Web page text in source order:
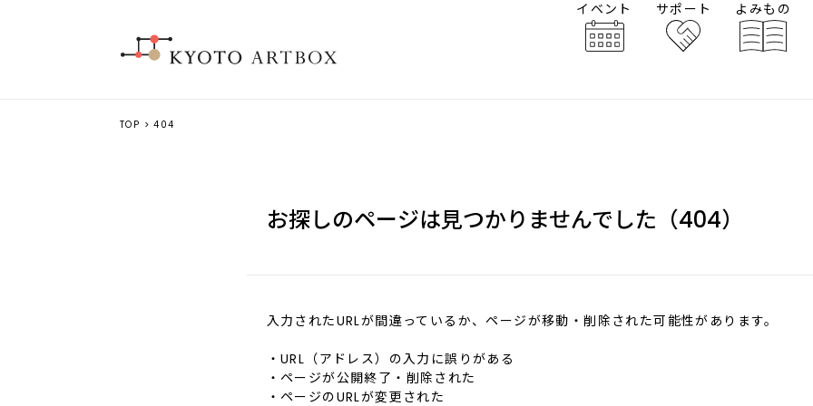
イベント サポート よみもの
TOP > 404
お探しのページは見つかりませんでした（404）
入力されたURLが間違っているか、ページが移動・削除された可能性があります。
・URL（アドレス）の入力に誤りがある
・ページが公開終了・削除された
・ページのURLが変更された